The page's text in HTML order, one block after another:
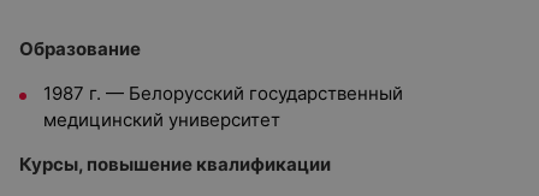
Образование
1987 г. — Белорусский государственный
медицинский университет
Курсы, повышение квалификации